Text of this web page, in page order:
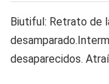
Biutiful: Retrato de
desaparecidos.